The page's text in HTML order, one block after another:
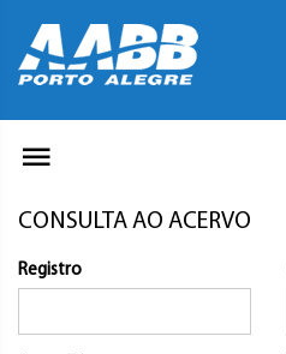
CONSULTA AO ACERVO
Registro